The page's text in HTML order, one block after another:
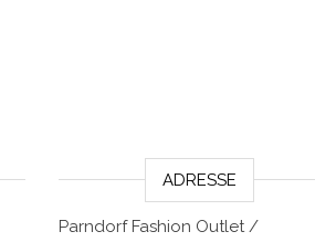
ADRESSE
Parndorf Fashion Outlet /